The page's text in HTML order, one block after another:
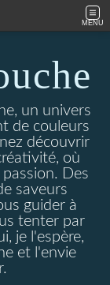
MENU
un univers
de couleurs
découvrir
où
Des
saveurs
guider à
tenter par
je l'espère,
et l'envie